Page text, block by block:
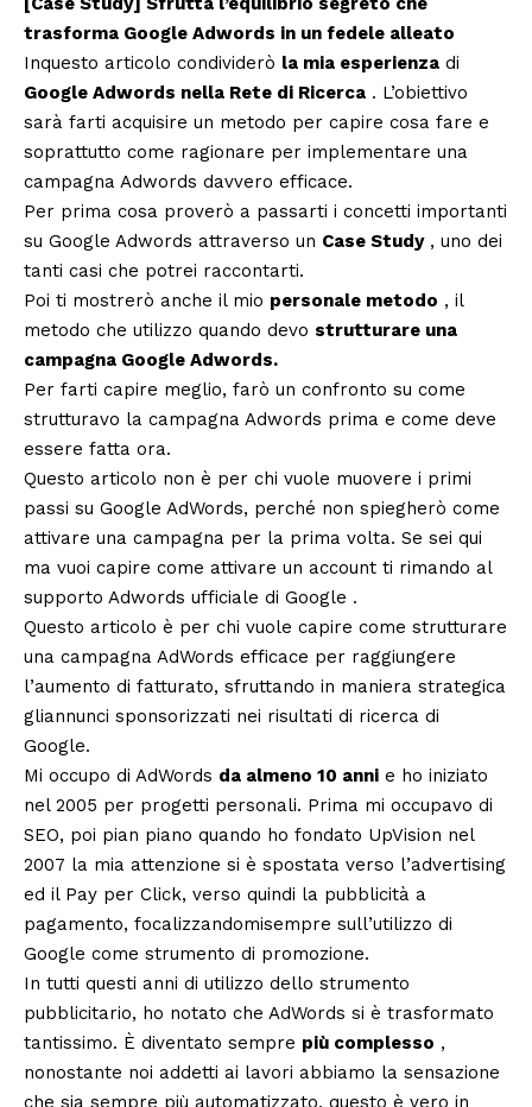
trasforma Google Adwords in un fedele alleato
Inquesto articolo condividerò la mia esperienza di
Google Adwords nella Rete di Ricerca . L’obiettivo
sarà farti acquisire un metodo per capire cosa fare e
soprattutto come ragionare per implementare una
campagna Adwords davvero efficace.
Per prima cosa proverò a passarti i concetti importanti
su Google Adwords attraverso un Case Study, uno dei
tanti casi che potrei raccontarti.
Poi ti mostrerò anche il mio personale metodo , il
metodo che utilizzo quando devo strutturare una
campagna Google Adwords.
Per farti capire meglio, farò un confronto su come
strutturavo la campagna Adwords prima e come deve
essere fatta ora.
Questo articolo non è per chi vuole muovere i primi
passi su Google AdWords, perché non spiegherò come
attivare una campagna per la prima volta. Se sei qui
ma vuoi capire come attivare un account ti rimando al
supporto Adwords ufficiale di Google .
Questo articolo è per chi vuole capire come strutturare
una campagna AdWords efficace per raggiungere
l’aumento di fatturato, sfruttando in maniera strategica
gliannunci sponsorizzati nei risultati di ricerca di
Google.
Mi occupo di AdWords da almeno 10 anni e ho iniziato
nel 2005 per progetti personali. Prima mi occupavo di
SEO, poi pian piano quando ho fondato UpVision nel
2007 la mia attenzione si è spostata verso l’advertising
ed il Pay per Click, verso quindi la pubblicità a
pagamento, focalizzandomisempre sull’utilizzo di
Google come strumento di promozione.
In tutti questi anni di utilizzo dello strumento
pubblicitario, ho notato che AdWords si è trasformato
tantissimo. È diventato sempre più complesso ,
nonostante noi addetti ai lavori abbiamo la sensazione
che sia sempre più automatizzato, questo è vero in